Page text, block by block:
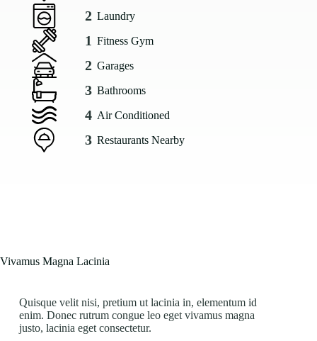
2 Laundry
1 Fitness Gym
2 Garages
3 Bathrooms
4 Air Conditioned
3 Restaurants Nearby
Vivamus Magna Lacinia
Quisque velit nisi, pretium ut lacinia in, elementum id
enim. Donec rutrum congue leo eget vivamus magna
justo, lacinia eget consectetur.